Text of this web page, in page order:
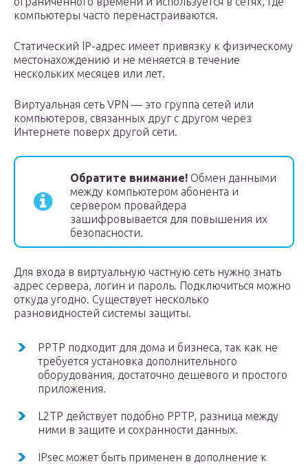
компьютеры часто перенастраиваются.
Статический IP-адрес имеет привязку к физическому
местонахождению и не меняется в течение
нескольких месяцев или лет.
Виртуальная сеть VPN — это группа сетей или
компьютеров, связанных друг с другом через
Интернете поверх другой сети.
Обратите внимание! Обмен данными
между компьютером абонента и
сервером провайдера
зашифровывается для повышения их
безопасности.
Для входа в виртуальную частную сеть нужно знать
адрес сервера, логин и пароль. Подключиться можно
откуда угодно. Существует несколько
разновидностей системы защиты.
PPTP подходит для дома и бизнеса, так как не
требуется установка дополнительного
оборудования, достаточно дешевого и простого
приложения.
L2TP действует подобно PPTP, разница между
ними в защите и сохранности данных.
IPsec может быть применен в дополнение к